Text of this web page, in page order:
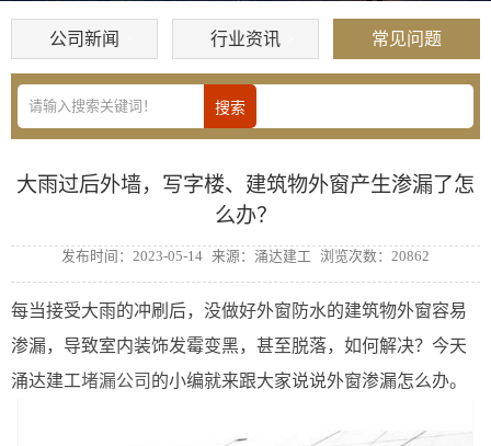
公司新闻 行业资讯 常见问题
大雨过后外墙，写字楼、建筑物外窗产生渗漏了怎
么办？
发布时间：2023-05-14 来源：涌达建工 浏览次数：20862
每当接受大雨的冲刷后，没做好外窗防水的建筑物外窗容易
渗漏，导致室内装饰发霉变黑，甚至脱落，如何解决？今天
涌达建工堵漏公司 的小编就来跟大家说说外窗渗漏怎么办。